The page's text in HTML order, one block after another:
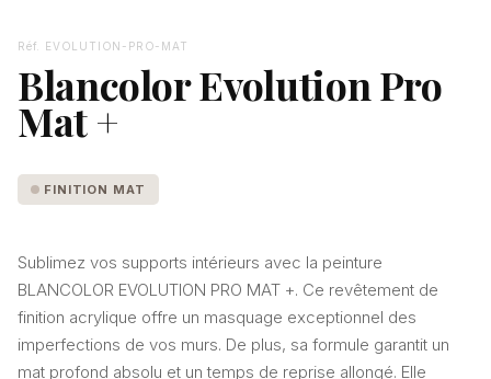
Réf. EVOLUTION-PRO-MAT
Blancolor Evolution Pro
Mat +
FINITION MAT
Sublimez vos supports intérieurs avec la peinture
BLANCOLOR EVOLUTION PRO MAT +. Ce revêtement de
finition acrylique offre un masquage exceptionnel des
imperfections de vos murs. De plus, sa formule garantit un
mat profond absolu et un temps de reprise allongé. Elle